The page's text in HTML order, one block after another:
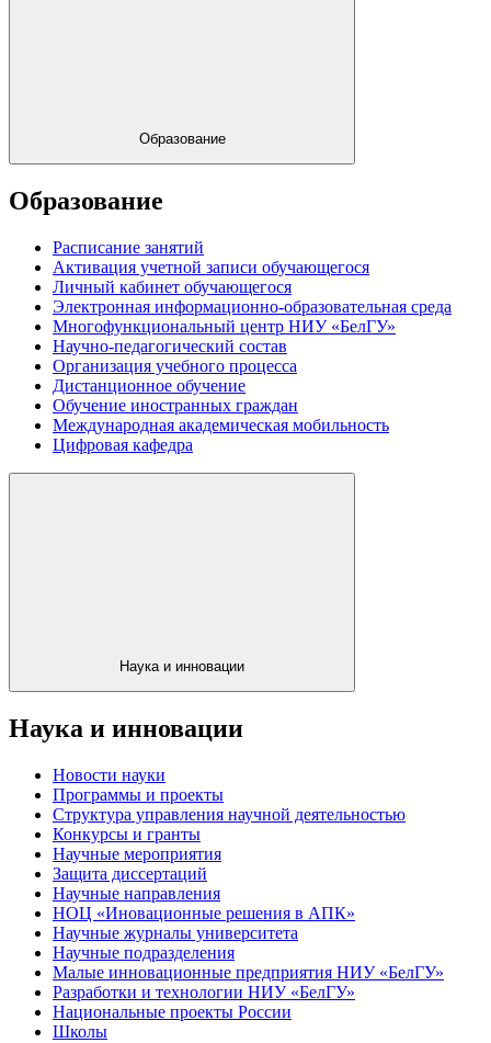
Образование
Образование
Расписание занятий
Активация учетной записи обучающегося
Личный кабинет обучающегося
Электронная информационно-образовательная среда
Многофункциональный центр НИУ «БелГУ»
Научно-педагогический состав
Организация учебного процесса
Дистанционное обучение
Обучение иностранных граждан
Международная академическая мобильность
Цифровая кафедра
Наука и инновации
Наука и инновации
Новости науки
Программы и проекты
Структура управления научной деятельностью
Конкурсы и гранты
Научные мероприятия
Защита диссертаций
Научные направления
НОЦ «Иновационные решения в АПК»
Научные журналы университета
Научные подразделения
Малые инновационные предприятия НИУ «БелГУ»
Разработки и технологии НИУ «БелГУ»
Национальные проекты России
Школы